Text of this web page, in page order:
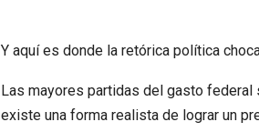
Y aquí es donde la retórica política
Las mayores partidas del gasto federal
existe una forma realista de lograr un